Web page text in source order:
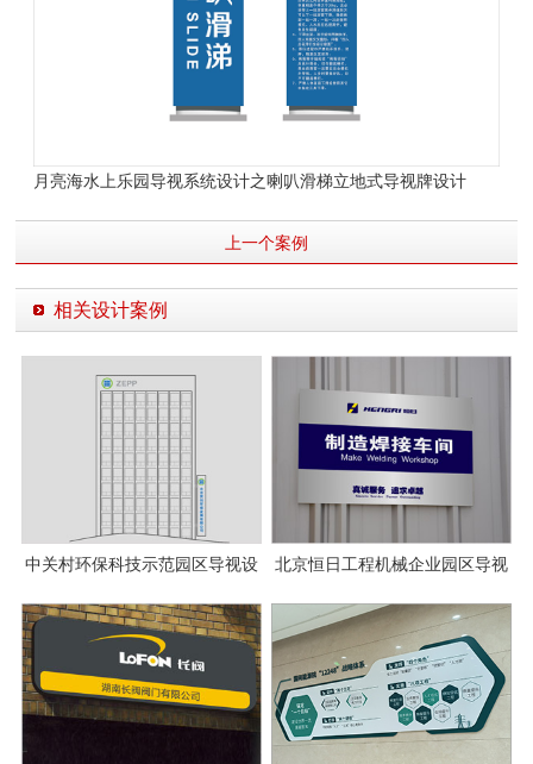
月亮海水上乐园导视系统设计之喇叭滑梯立地式导视牌设计
上一个案例
相关设计案例
中关村环保科技示范园区导视设
北京恒日工程机械企业园区导视